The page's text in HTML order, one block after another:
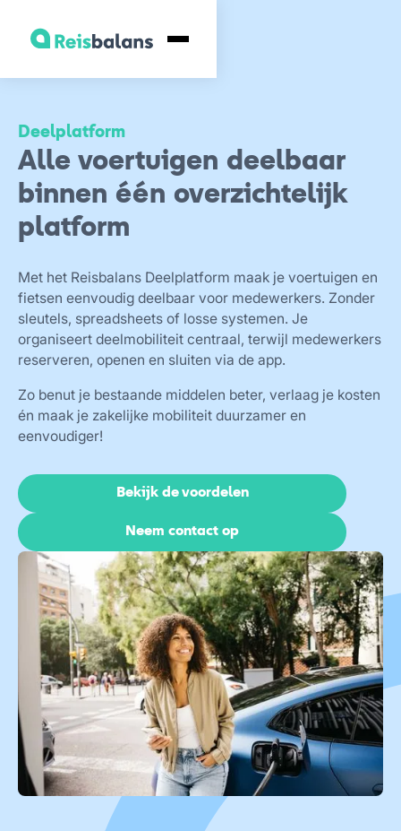
Deelplatform
Alle voertuigen deelbaar
binnen één overzichtelijk
platform
Met het Reisbalans Deelplatform maak je voertuigen en
fietsen eenvoudig deelbaar voor medewerkers. Zonder
sleutels, spreadsheets of losse systemen. Je
organiseert deelmobiliteit centraal, terwijl medewerkers
reserveren, openen en sluiten via de app.
Zo benut je bestaande middelen beter, verlaag je kosten
én maak je zakelijke mobiliteit duurzamer en
eenvoudiger!
Bekijk de voordelen
Neem contact op